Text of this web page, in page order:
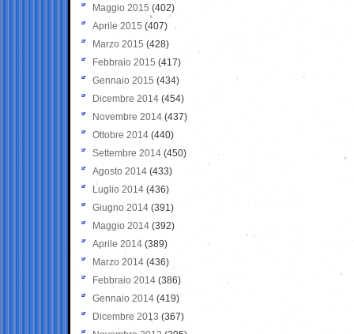
Maggio 2015 (402)
Aprile 2015 (407)
Marzo 2015 (428)
Febbraio 2015 (417)
Gennaio 2015 (434)
Dicembre 2014 (454)
Novembre 2014 (437)
Ottobre 2014 (440)
Settembre 2014 (450)
Agosto 2014 (433)
Luglio 2014 (436)
Giugno 2014 (391)
Maggio 2014 (392)
Aprile 2014 (389)
Marzo 2014 (436)
Febbraio 2014 (386)
Gennaio 2014 (419)
Dicembre 2013 (367)